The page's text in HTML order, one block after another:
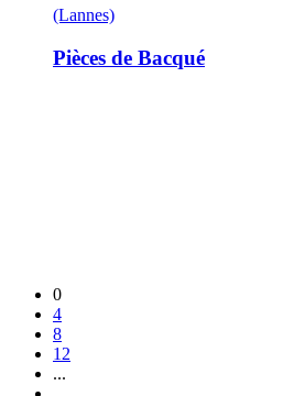
(Lannes)
Pièces de Bacqué
0
4
8
12
...